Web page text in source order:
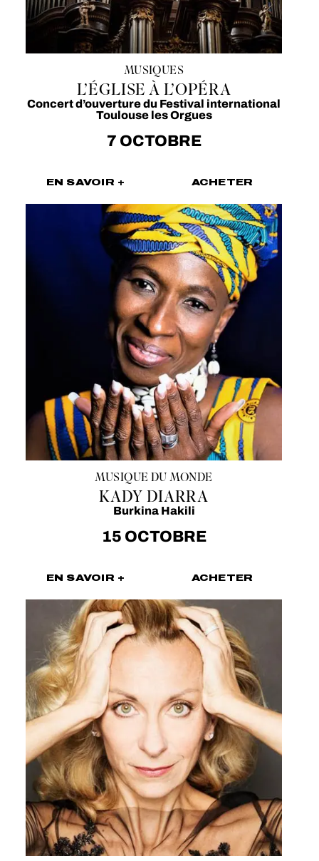
MUSIQUES
L’ÉGLISE À L’OPÉRA
Concert d’ouverture du Festival international
Toulouse les Orgues
7 OCTOBRE
EN SAVOIR + ACHETER
MUSIQUE DU MONDE
KADY DIARRA
Burkina Hakili
15 OCTOBRE
EN SAVOIR + ACHETER